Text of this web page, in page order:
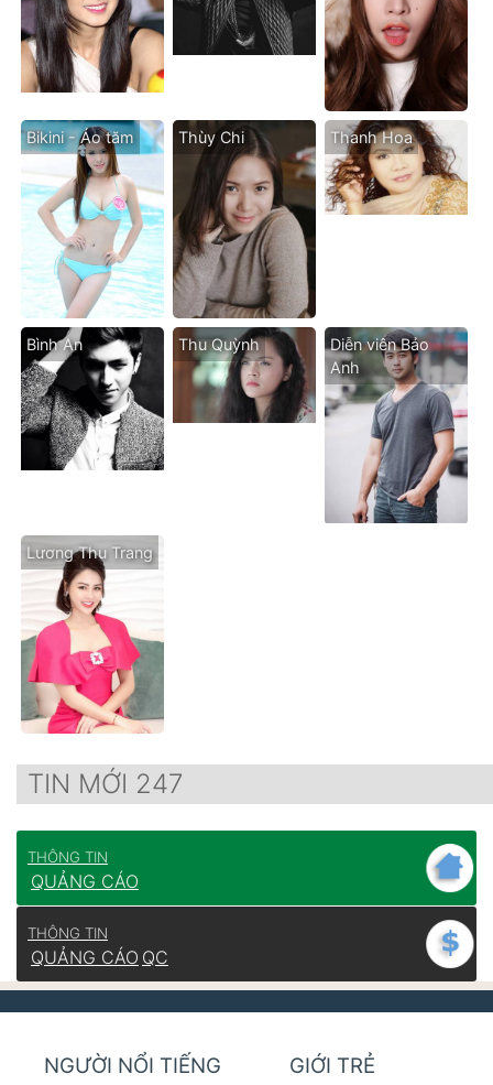
Bikini - Áo tăm Thùy Chi Thanh Hoa
Bình An Thu Quỳnh
Diễn viên Bảo
Anh
Lương Thu Trang
TIN MỚI 247
THÔNG TIN
QUẢNG CÁO
THÔNG TIN
QUẢNG CÁO QC
NGƯỜI NỔI TIẾNG GIỚI TRẺ